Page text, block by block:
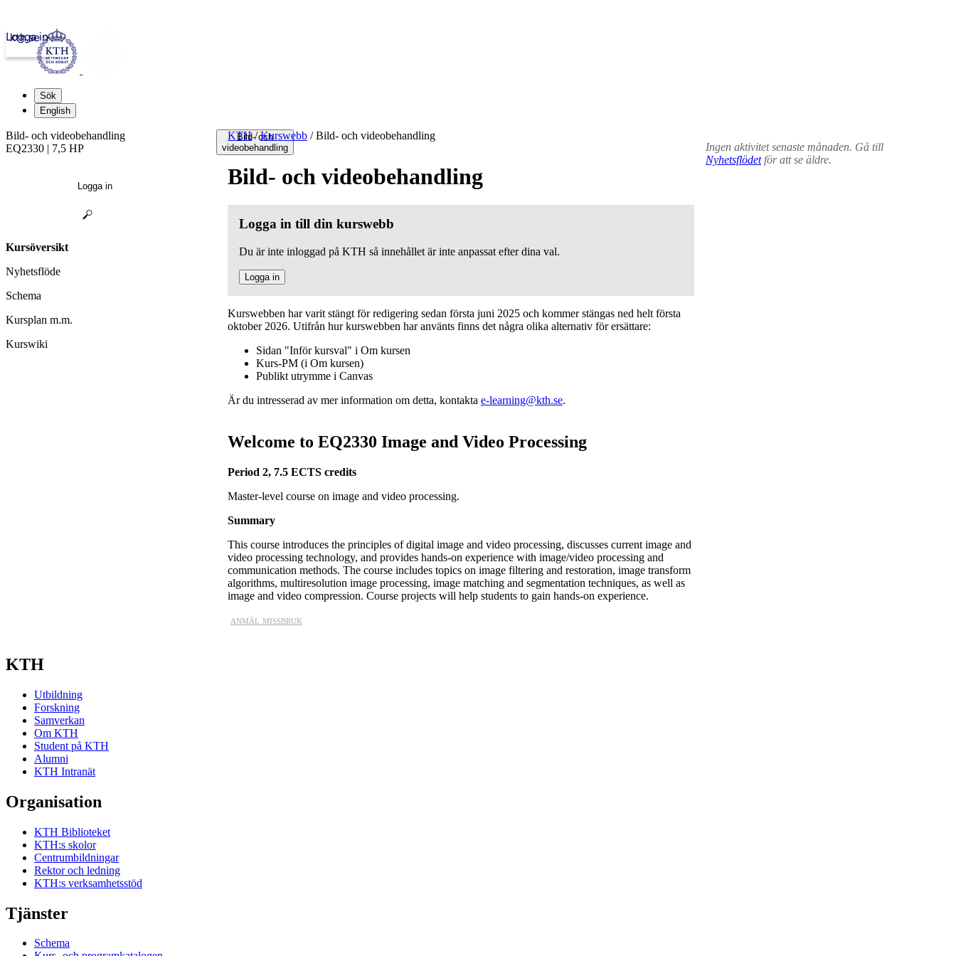
kth.se
Logga in
Sök
English
Bild- och
videobehandling
KTH / Kurswebb /Bild- och videobehandling
Bild- och videobehandling
Logga in till din kurswebb
Du är inte inloggad på KTH så innehållet är inte anpassat efter dina val.
Logga in
Kurswebben har varit stängt för redigering sedan första juni 2025 och kommer stängas ned helt första
oktober 2026. Utifrån hur kurswebben har använts finns det några olika alternativ för ersättare:
Sidan "Inför kursval" i Om kursen
Kurs-PM (i Om kursen)
Publikt utrymme i Canvas
Är du intresserad av mer information om detta, kontakta e-learning@kth.se.
Welcome to EQ2330 Image and Video Processing
Period 2, 7.5 ECTS credits
Master-level course on image and video processing.
Summary
This course introduces the principles of digital image and video processing, discusses current image and
video processing technology, and provides hands-on experience with image/video processing and
communication methods. The course includes topics on image filtering and restoration, image transform
algorithms, multiresolution image processing, image matching and segmentation techniques, as well as
image and video compression. Course projects will help students to gain hands-on experience.
anmäl missbruk
Ingen aktivitet senaste månaden. Gå till
Nyhetsflödetför att se äldre.
Bild- och videobehandling
EQ2330 | 7,5 HP
Logga in
Kursöversikt
Nyhetsflöde
Schema
Kursplan m.m.
Kurswiki
KTH
Utbildning
Forskning
Samverkan
Om KTH
Student på KTH
Alumni
KTH Intranät
Organisation
KTH Biblioteket
KTH:s skolor
Centrumbildningar
Rektor och ledning
KTH:s verksamhetsstöd
Tjänster
Schema